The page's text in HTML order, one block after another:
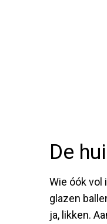
De
Wie óók vol
glazen
ja, likken.